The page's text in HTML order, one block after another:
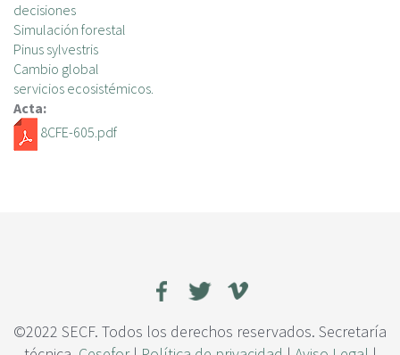
decisiones
Simulación forestal
Pinus sylvestris
Cambio global
servicios ecosistémicos.
Acta:
8CFE-605.pdf
©2022 SECF. Todos los derechos reservados. Secretaría